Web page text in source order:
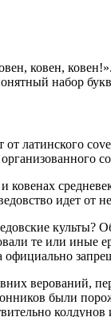
ковен,
набор
латинского
ковенах
идет от
культы?
те или иные
верований,
были